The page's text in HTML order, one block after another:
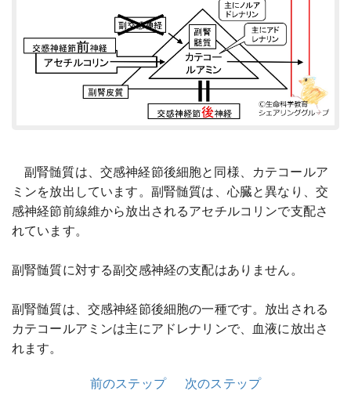
副腎髄質は、交感神経節後細胞と同様、カテコールア
ミンを放出しています。副腎髄質は、心臓と異なり、交
感神経節前線維から放出されるアセチルコリンで支配さ
れています。
副腎髄質に対する副交感神経の支配はありません。
副腎髄質は、交感神経節後細胞の一種です。放出される
カテコールアミンは主にアドレナリンで、血液に放出さ
れます。
前のステップ
次のステップ